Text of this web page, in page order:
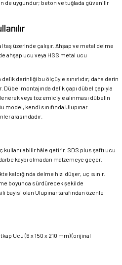
de uygundur; beton ve tuğlada güvenilir
üzerinde çalışır. Ahşap ve metal delme
ahşap ucu veya HSS metal ucu
derinliği bu ölçüyle sınırlıdır; daha derin
montajında delik çapı dübel çapıyla
veya toz emiciyle alınması dübelin
model, kendi sınıfında Ulupınar
arasındadır.
kullanılabilir hâle getirir. SDS plus şaftı ucu
kaybı olmadan malzemeye geçer.
kaldığında delme hızı düşer, uç ısınır.
boyunca sürdürecek şekilde
bayisi olan Ulupınar tarafından özenle
Ucu (6 x 150 x 210 mm) (orijinal